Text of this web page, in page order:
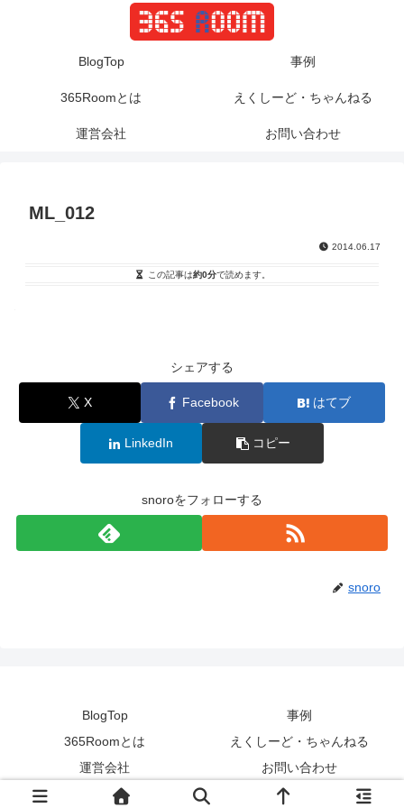
BlogTop 事例
365Roomとは えくしーど・ちゃんねる
運営会社 お問い合わせ
ML_012
2014.06.17
この記事は約0分で読めます。
シェアする
X Facebook はてブ
LinkedIn コピー
snoroをフォローする
snoro
BlogTop
事例
365Roomとは
えくしーど・ちゃんねる
運営会社
お問い合わせ
© 2012 365Room.